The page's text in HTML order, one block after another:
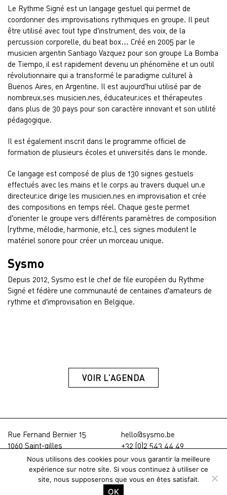
Le Rythme Signé est un langage gestuel qui permet de
coordonner des improvisations rythmiques en groupe. Il peut
être utilisé avec tout type d’instrument, des voix, de la
percussion corporelle, du beat box… Créé en 2005 par le
musicien argentin Santiago Vazquez pour son groupe La Bomba
de Tiempo, il est rapidement devenu un phénomène et un outil
révolutionnaire qui a transformé le paradigme culturel à
Buenos Aires, en Argentine. Il est aujourd’hui utilisé par de
nombreux.ses musicien.nes, éducateur.ices et thérapeutes
dans plus de 30 pays pour son caractère innovant et son utilité
pédagogique.
Il est également inscrit dans le programme officiel de
formation de plusieurs écoles et universités dans le monde.
Ce langage est composé de plus de 130 signes gestuels
effectués avec les mains et le corps au travers duquel un.e
directeur.ice dirige les musicien.nes en improvisation et crée
des compositions en temps réel. Chaque geste permet
d’orienter le groupe vers différents paramètres de composition
(rythme, mélodie, harmonie, etc.), ces signes modulent le
matériel sonore pour créer un morceau unique.
Sysmo
Depuis 2012, Sysmo est le chef de file européen du Rythme
Signé et fédère une communauté de centaines d’amateurs de
rythme et d’improvisation en Belgique.
VOIR L'AGENDA
Rue Fernand Bernier 15
1060 Saint-gilles
hello@sysmo.be
+32 (0)2 543 44 49
Aide & FAQ
Termes & Conditions
© SYSMO 2026
Conception vlevle &André
Nous utilisons des cookies pour vous garantir la meilleure
expérience sur notre site. Si vous continuez à utiliser ce
site, nous supposerons que vous en êtes satisfait.
OK